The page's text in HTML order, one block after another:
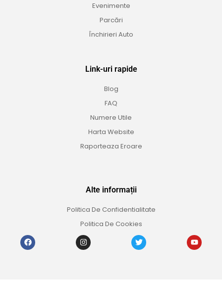
Evenimente
Parcări
Închirieri Auto
Link-uri rapide
Blog
FAQ
Numere Utile
Harta Website
Raporteaza Eroare
Alte informații
Politica De Confidentialitate
Politica De Cookies